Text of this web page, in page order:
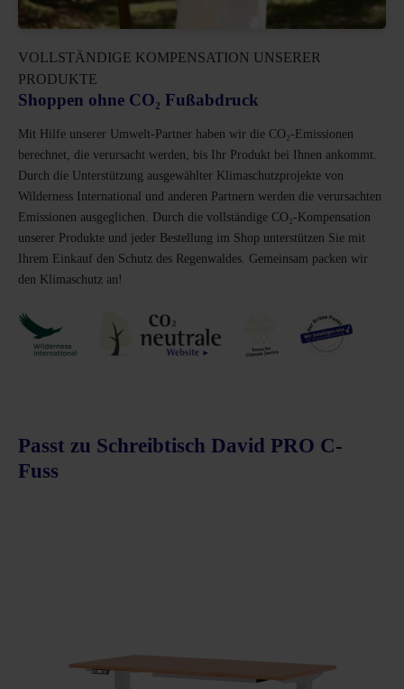
VOLLSTÄNDIGE KOMPENSATION UNSERER
PRODUKTE
Shoppen ohne CO₂ Fußabdruck
Mit Hilfe unserer Umwelt-Partner haben wir die CO₂-Emissionen
berechnet, die verursacht werden, bis Ihr Produkt bei Ihnen ankommt.
Durch die Unterstützung ausgewählter Klimaschutzprojekte von
Wilderness International und anderen Partnern werden die verursachten
Emissionen ausgeglichen. Durch die vollständige CO₂-Kompensation
unserer Produkte und jeder Bestellung im Shop unterstützen Sie mit
Ihrem Einkauf den Schutz des Regenwaldes. Gemeinsam packen wir
den Klimaschutz an!
Passt zu Schreibtisch David PRO C-
Fuss